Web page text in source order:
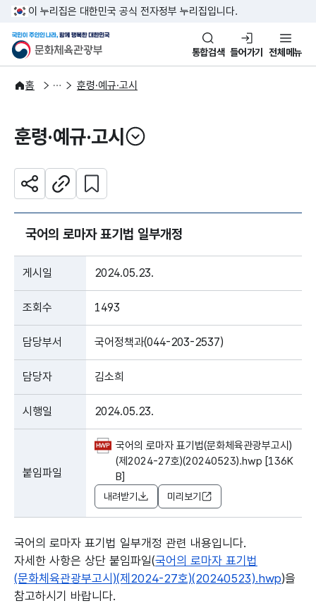
본문 바로가기
주메뉴 바로가기
이 누리집은 대한민국 공식 전자정부 누리집입니다.
문화체육관광부
국민이 주인인 나라, 함께 행복
통합검색 들어가기 전체메뉴
홈
자료공간
법령자료 훈령·예규·고시
훈령·예규·고시
열기
공유하기주소복사
관심 콘텐츠 설정하기
국어의 로마자 표기법 일부개정
게시일 2024.05.23.
조회수 1493
담당부서 국어정책과(044-203-2537)
담당자 김소희
시행일 2024.05.23.
붙임파일
국어의 로마자 표기법(문화체육관광부고시)
(제2024-27호)(20240523).hwp [136K
B]
내려받기 미리보기
국어의 로마자 표기법 일부개정 관련 내용입니다.
자세한 사항은 상단 붙임파일(국어의 로마자 표기법
(문화체육관광부고시)(제2024-27호)(20240523).hwp)을
참고하시기 바랍니다.